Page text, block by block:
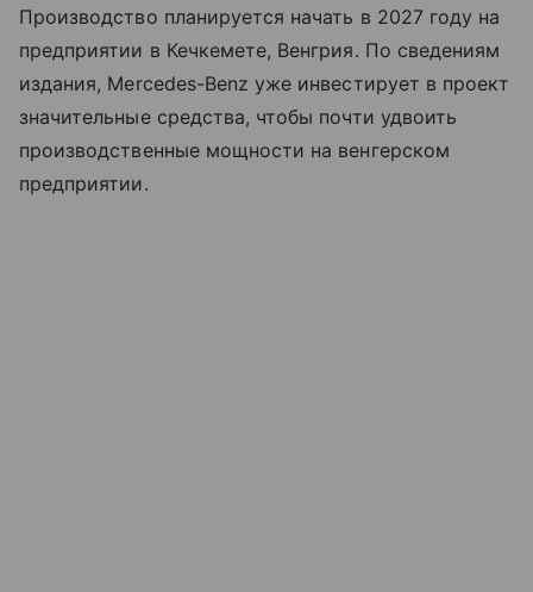
Производство планируется начать в 2027 году на
предприятии в Кечкемете, Венгрия. По сведениям
издания, Mercedes-Benz уже инвестирует в проект
значительные средства, чтобы почти удвоить
производственные мощности на венгерском
предприятии.